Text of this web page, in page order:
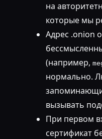
на
которые мы
Адрес .onion
(например,
нормально.
вызывать
При первом
сертификат